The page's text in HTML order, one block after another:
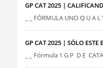
GP CAT 2025 |
_ _ FÓRMULA UNO Q U A
GP CAT 2025 | SÓLO ESTE
_ _ Fórmula 1 G P D E